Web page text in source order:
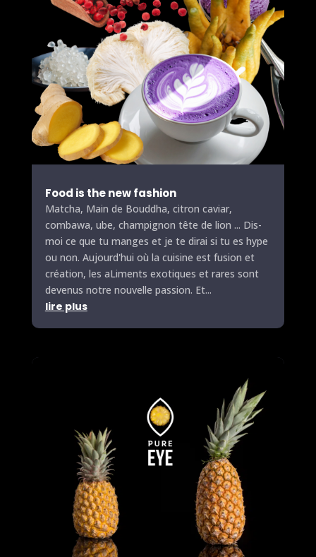
Food is the new fashion
Matcha, Main de Bouddha, citron caviar,
combawa, ube, champignon tête de lion ... Dis-
moi ce que tu manges et je te dirai si tu es hype
ou non. Aujourd'hui où la cuisine est fusion et
création, les aLiments exotiques et rares sont
devenus notre nouvelle passion. Et...
lire plus